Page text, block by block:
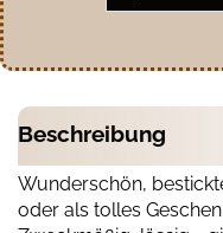
Beschreibung
Wunderschön,
oder als tolles